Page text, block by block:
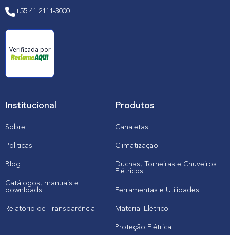
+55 41 2111-3000
Verificada por
Institucional
Sobre
Políticas
Blog
Catálogos, manuais e
downloads
Relatório de Transparência
Produtos
Canaletas
Climatização
Duchas, Torneiras e Chuveiros
Elétricos
Ferramentas e Utilidades
Material Elétrico
Proteção Elétrica